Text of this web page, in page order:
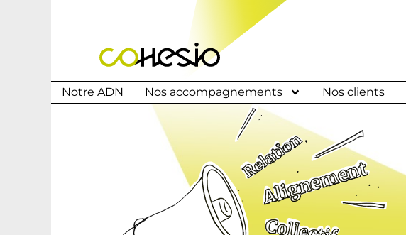
Notre ADN Nos accompagnements Nos clients